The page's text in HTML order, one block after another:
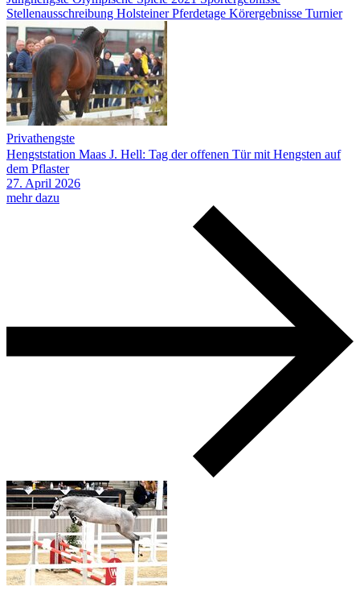
Stellenausschreibung Holsteiner Pferdetage Körergebnisse Turnier
Privathengste
Hengststation Maas J. Hell: Tag der offenen Tür mit Hengsten auf
dem Pflaster
27. April 2026
mehr dazu